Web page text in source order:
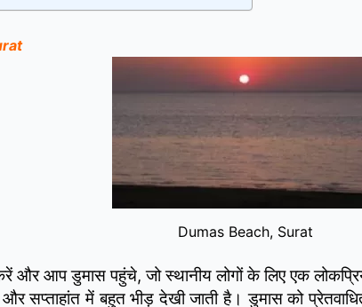
Dumas Beach, Surat
करें और आप डुमास पहुंचे, जो स्थानीय लोगों के लिए एक
सप्ताहांत में बहुत भीड़ देखी जाती है। डुमास को